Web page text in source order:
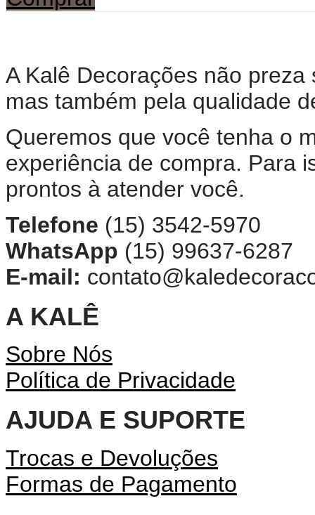
A Kalê Decorações não
mas também pela qualidade
Queremos que você tenha o
experiência de compra. Para
prontos à atender você.
Telefone (15) 3542-5970
WhatsApp (15) 99637-6287
E-mail:
A KALÊ
Sobre Nós
Política de Privacidade
AJUDA E SUPORTE
Trocas e Devoluções
Formas de Pagamento